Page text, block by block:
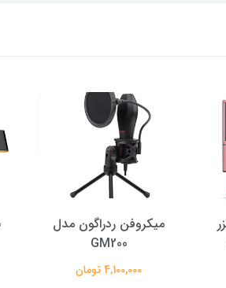
میکروفن ردراگون مدل
GM200
4,100,000 تومان